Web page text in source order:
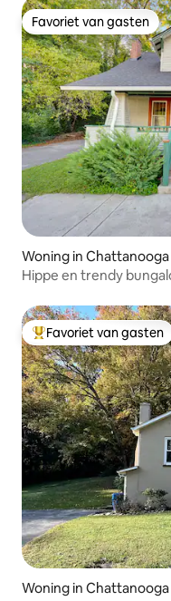
Favoriet van gasten
Favoriet van gasten
Woning in Chattanooga
Hippe en trendy
Topfavoriet van gasten
Favoriet van gasten
Woning in Chattanooga